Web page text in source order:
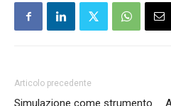
Articolo precedente
Simulazione come strumento